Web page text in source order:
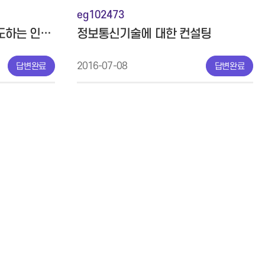
한국 정보통신 기술을 선도하는 인재가 되기 위한 상담
답변완료
eg102473
정보통신기술에 대한 컨설팅
2016-07-08 답변완료